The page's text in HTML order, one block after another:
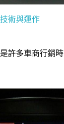
術與運作
許多車商行銷